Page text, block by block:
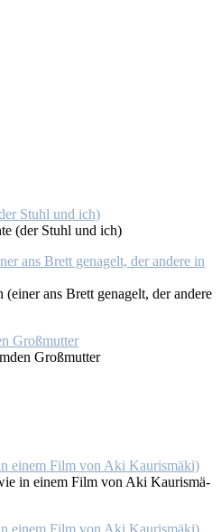
(der Stuhl und ich)
ans Brett ge­na­gelt, der an­de­re
Groß­mutter
in ei­nem Film von Aki Kau­ris­mä­